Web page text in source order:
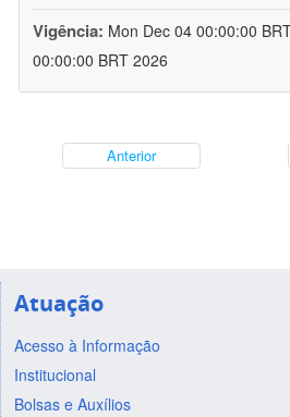
Vigência: Mon Dec 04 00:00:00
00:00:00 BRT 2026
Anterior
Atuação
Acesso à Informação
Institucional
Bolsas e Auxílios